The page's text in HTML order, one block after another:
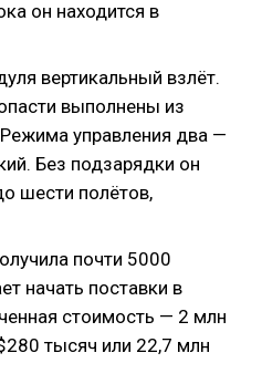
он находится в
вертикальный взлёт.
выполнены из
управления два —
Без подзарядки он
шести полётов,
почти 5000
начать поставки в
стоимость — 2 млн
тысяч или 22,7 млн